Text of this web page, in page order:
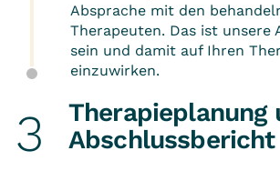
Absprache mit den
Therapeuten. Das ist unsere
sein und damit auf Ihren
einzuwirken.
Therapieplanung
Abschlussbericht